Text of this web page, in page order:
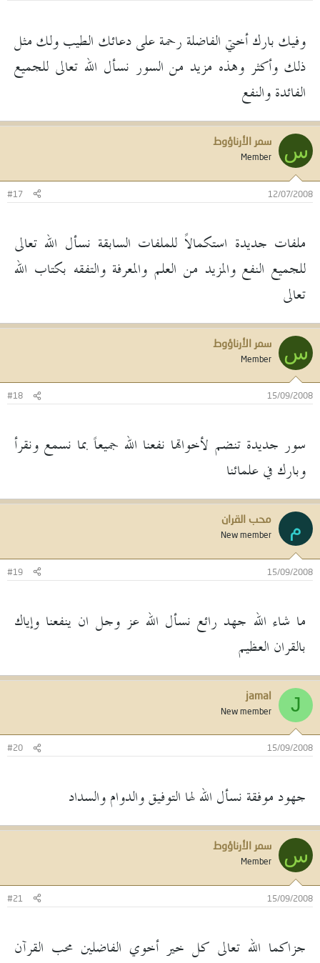
وفيك بارك أختي الفاضلة رحمة على دعائك الطيب ولك مثل
ذلك وأكثر وهذه مزيد من السور نسأل الله تعالى للجميع
الفائدة والنفع
س سمر الأرناؤوط
Member
12/07/2008
#17
ملفات جديدة استكمالاً للملفات السابقة نسأل الله تعالى
للجميع النفع والمزيد من العلم والمعرفة والتفقه بكتاب الله
تعالى
س سمر الأرناؤوط
Member
15/09/2008
#18
سور جديدة تنضم لأخواتها نفعنا الله جميعاً بما نسمع ونقرأ
وبارك في علمائنا
م محب القران
New member
15/09/2008
#19
ما شاء الله جهد رائع نسأل الله عز وجل ان ينفعنا وإياك
بالقران العظيم
J
jamal
New member
15/09/2008
#20
جهود موفقة نسأل الله لها التوفيق والدوام والسداد
س سمر الأرناؤوط
Member
15/09/2008
#21
جزاكما الله تعالى كل خير أخوي الفاضلين محب القرآن